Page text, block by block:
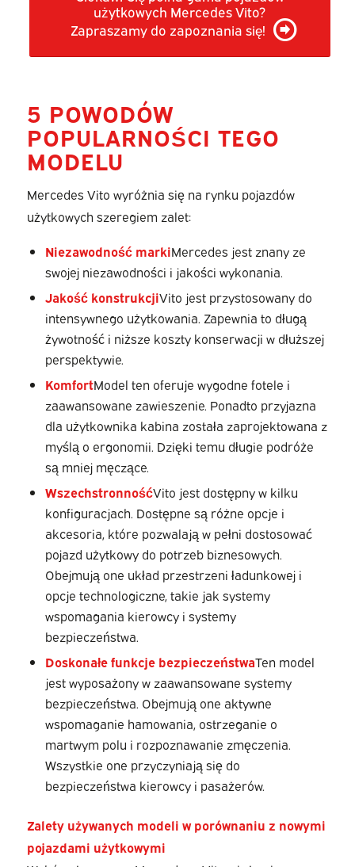
użytkowych Mercedes Vito?
Zapraszamy do zapoznania się!
5 POWODÓW
POPULARNOŚCI TEGO
MODELU
Mercedes Vito wyróżnia się na rynku pojazdów
użytkowych szeregiem zalet:
Niezawodność markiMercedes jest znany ze
swojej niezawodności i jakości wykonania.
Jakość konstrukcjiVito jest przystosowany do
intensywnego użytkowania. Zapewnia to długą
żywotność i niższe koszty konserwacji w dłuższej
perspektywie.
KomfortModel ten oferuje wygodne fotele i
zaawansowane zawieszenie. Ponadto przyjazna
dla użytkownika kabina została zaprojektowana z
myślą o ergonomii. Dzięki temu długie podróże
są mniej męczące.
WszechstronnośćVito jest dostępny w kilku
konfiguracjach. Dostępne są różne opcje i
akcesoria, które pozwalają w pełni dostosować
pojazd użytkowy do potrzeb biznesowych.
Obejmują one układ przestrzeni ładunkowej i
opcje technologiczne, takie jak systemy
wspomagania kierowcy i systemy
bezpieczeństwa.
Doskonałe funkcje bezpieczeństwaTen model
jest wyposażony w zaawansowane systemy
bezpieczeństwa. Obejmują one aktywne
wspomaganie hamowania, ostrzeganie o
martwym polu i rozpoznawanie zmęczenia.
Wszystkie one przyczyniają się do
bezpieczeństwa kierowcy i pasażerów.
Zalety używanych modeli w porównaniu z nowymi
pojazdami użytkowymi